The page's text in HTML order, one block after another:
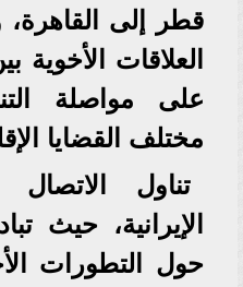
قطر إلى
العلاقات الأخوية
على مواصلة
مختلف القضايا
تناول
الإيرانية، حيث
حول التطورات